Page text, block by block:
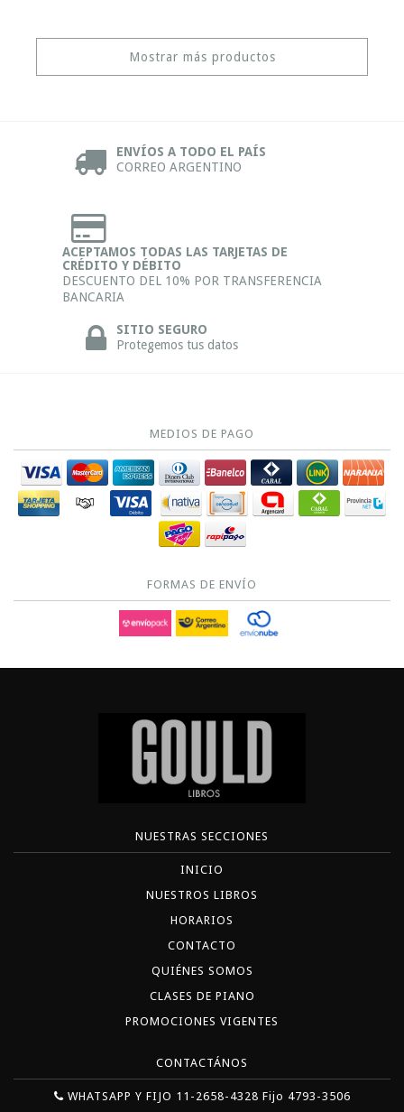
Mostrar más productos
ENVÍOS A TODO EL PAÍS
CORREO ARGENTINO
ACEPTAMOS TODAS LAS TARJETAS DE
CRÉDITO Y DÉBITO
DESCUENTO DEL 10% POR TRANSFERENCIA
BANCARIA
SITIO SEGURO
Protegemos tus datos
MEDIOS DE PAGO
FORMAS DE ENVÍO
NUESTRAS SECCIONES
INICIO
NUESTROS LIBROS
HORARIOS
CONTACTO
QUIÉNES SOMOS
CLASES DE PIANO
PROMOCIONES VIGENTES
CONTACTÁNOS
WHATSAPP Y FIJO 11-2658-4328 Fijo 4793-3506